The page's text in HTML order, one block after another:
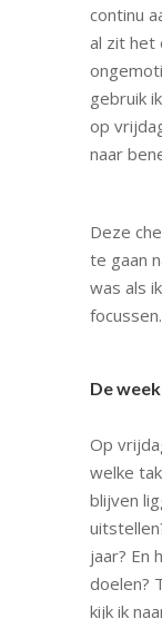
continu
al zit het
gebruik
op
naar
Deze
te gaan
was als
focussen.
De
Op
welke
blijven
jaar? En
doelen?
kijk ik